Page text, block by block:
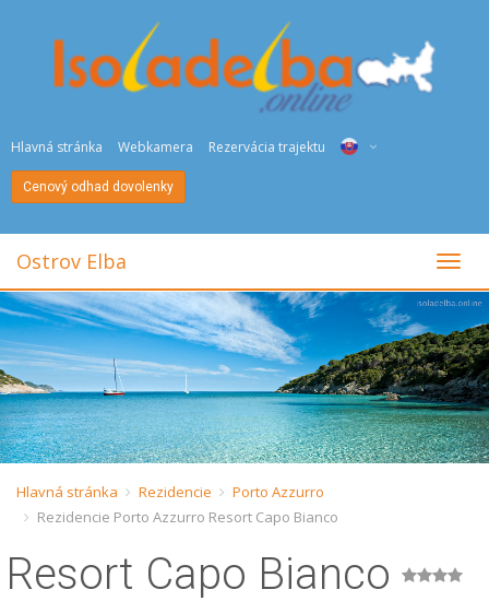
Hlavná stránka Webkamera Rezervácia trajektu
DEU
NED
FRA
PYC
SLO
Cenový odhad dovolenky
Ostrov Elba
Hlavná stránka Rezidencie
Porto Azzurro
Rezidencie Porto Azzurro Resort Capo Bianco
Resort Capo Bianco